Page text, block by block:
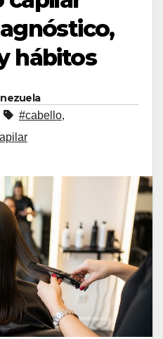
hábitos
#cabello,